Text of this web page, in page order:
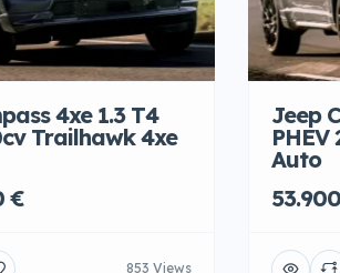
4xe 1.3 T4
Trailhawk 4xe
€
853 Views
Jeep
Auto